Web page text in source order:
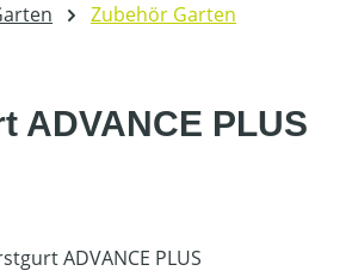
Zubehör Garten
ADVANCE PLUS